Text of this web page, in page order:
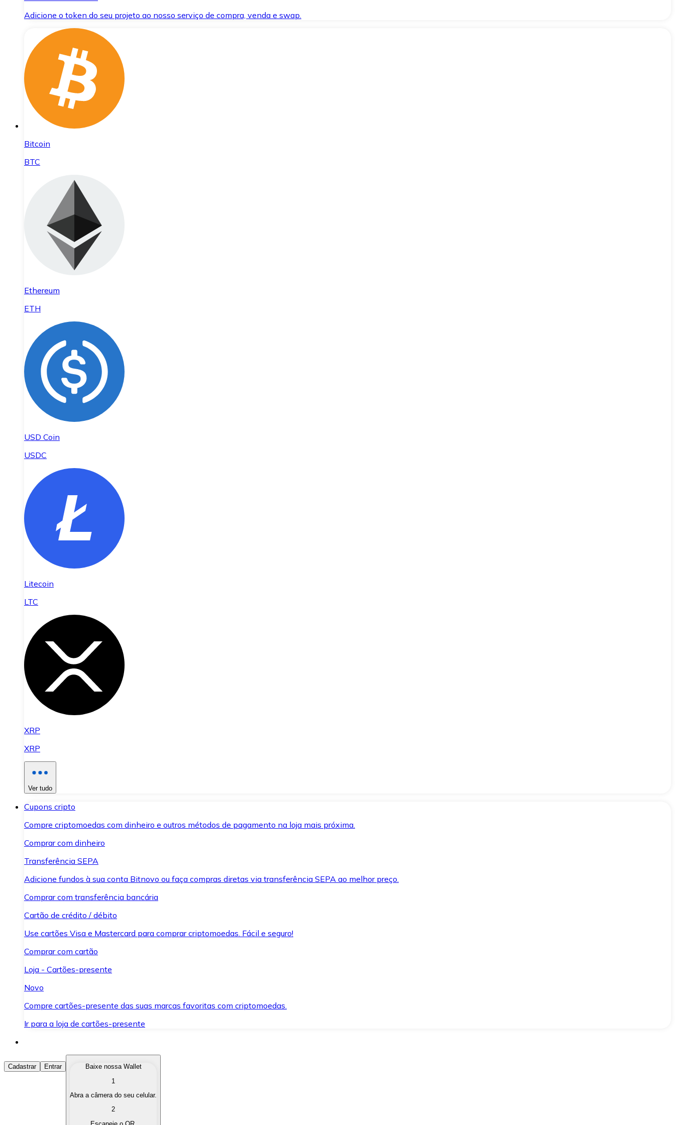
Adicione o token do seu projeto ao nosso serviço de compra, venda e swap.
Bitcoin
BTC
Ethereum
ETH
USD Coin
USDC
Litecoin
LTC
XRP
XRP
Ver tudo
Cupons cripto
Compre criptomoedas com dinheiro e outros métodos de pagamento na loja mais próxima.
Comprar com dinheiro
Transferência SEPA
Adicione fundos à sua conta Bitnovo ou faça compras diretas via transferência SEPA ao melhor preço.
Comprar com transferência bancária
Cartão de crédito / débito
Use cartões Visa e Mastercard para comprar criptomoedas. Fácil e seguro!
Comprar com cartão
Loja - Cartões-presente
Novo
Compre cartões-presente das suas marcas favoritas com criptomoedas.
Ir para a loja de cartões-presente
Comprar Criptomoedas
Compre as criptomoedas de seu interesse de forma rápida e segura.
Converta suas criptomoedas em moeda fiduciária quando precisar.
Cadastrar Entrar
Baixe nossa Wallet
1
Abra a câmera do seu celular.
2